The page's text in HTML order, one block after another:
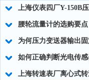
腰轮流量计的选购要点